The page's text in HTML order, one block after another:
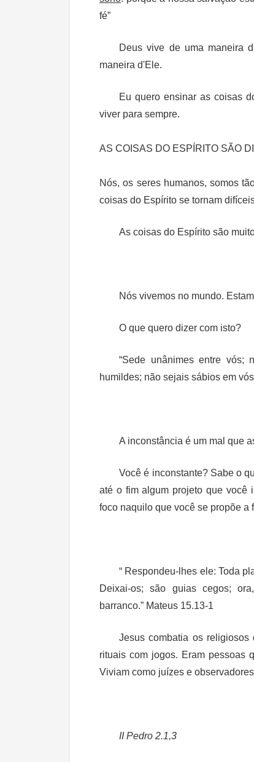
fé”
Deus vive de uma maneira
maneira d'Ele.
Eu quero ensinar as coisas
viver para sempre.
AS COISAS DO ESPÍRITO SÃO
Nós, os seres humanos, somos
coisas do Espírito se tornam
As coisas do Espírito são
Nós vivemos no mundo.
O que quero dizer com isto?
“Sede unânimes entre vós;
humildes; não sejais sábios em
A inconstância é um mal que
Você é inconstante? Sabe o
até o fim algum projeto que você
foco naquilo que você se propõe a
“ Respondeu-lhes ele: Toda
Deixai-os; são guias cegos;
barranco.” Mateus 15.13-1
Jesus combatia os
rituais com jogos. Eram pessoas
Viviam como juízes e
II Pedro 2.1,3